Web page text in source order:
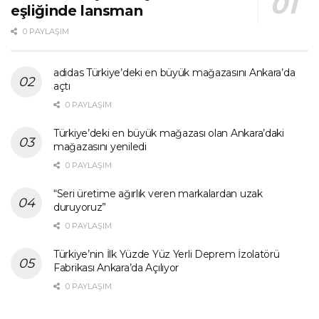
eşliğinde lansman
0 PAYLAŞIM
adidas Türkiye’deki en büyük mağazasını Ankara’da
açtı
0 PAYLAŞIM
Türkiye’deki en büyük mağazası olan Ankara’daki
mağazasını yeniledi
0 PAYLAŞIM
“Seri üretime ağırlık veren markalardan uzak
duruyoruz”
0 PAYLAŞIM
Türkiye’nin İlk Yüzde Yüz Yerli Deprem İzolatörü
Fabrikası Ankara’da Açılıyor
0 PAYLAŞIM